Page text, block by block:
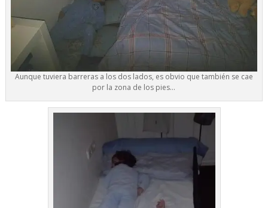
Aunque tuviera barreras a los dos lados, es obvio que también se cae
por la zona de los pies…